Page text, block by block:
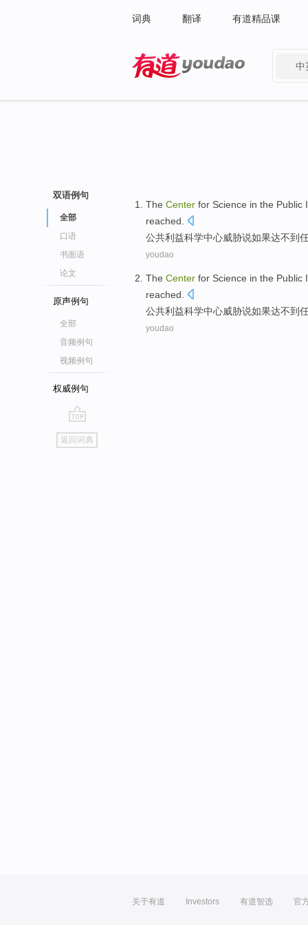
词典 翻译 有道精品课
中
双语例句
全部
口语
书面语
论文
原声例句
全部
音频例句
视频例句
权威例句
go
top
返回词典
The Center for Science in the Public
reached
公共利益科学中心威胁说如果达不到
youdao
The Center for Science in the Public
reached
公共利益科学中心威胁说如果达不到
youdao
关于有道 Investors 有道智选 官